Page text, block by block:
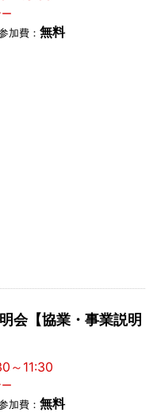
加費： 無料
会【協業・事業説明
～11:30
加費： 無料